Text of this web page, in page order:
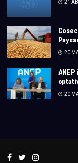
21
20
20